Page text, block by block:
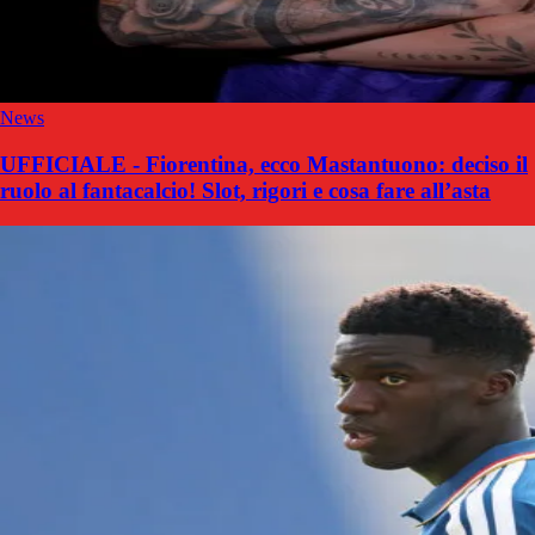
News
UFFICIALE - Fiorentina, ecco Mastantuono: deciso il
ruolo al fantacalcio! Slot, rigori e cosa fare all’asta